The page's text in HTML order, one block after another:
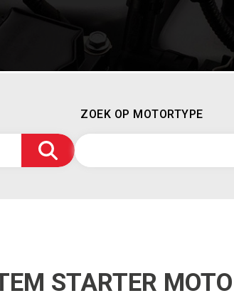
ZOEK OP MOTORTYPE
STARTER